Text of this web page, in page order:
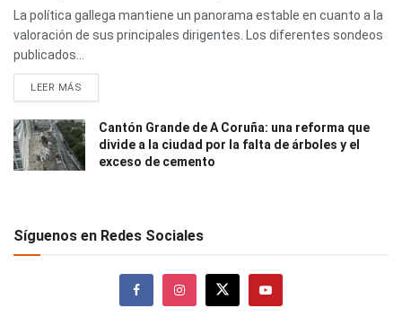
La política gallega mantiene un panorama estable en cuanto a la
valoración de sus principales dirigentes. Los diferentes sondeos
publicados...
LEER MÁS
Cantón Grande de A Coruña: una reforma que
divide a la ciudad por la falta de árboles y el
exceso de cemento
Síguenos en Redes Sociales